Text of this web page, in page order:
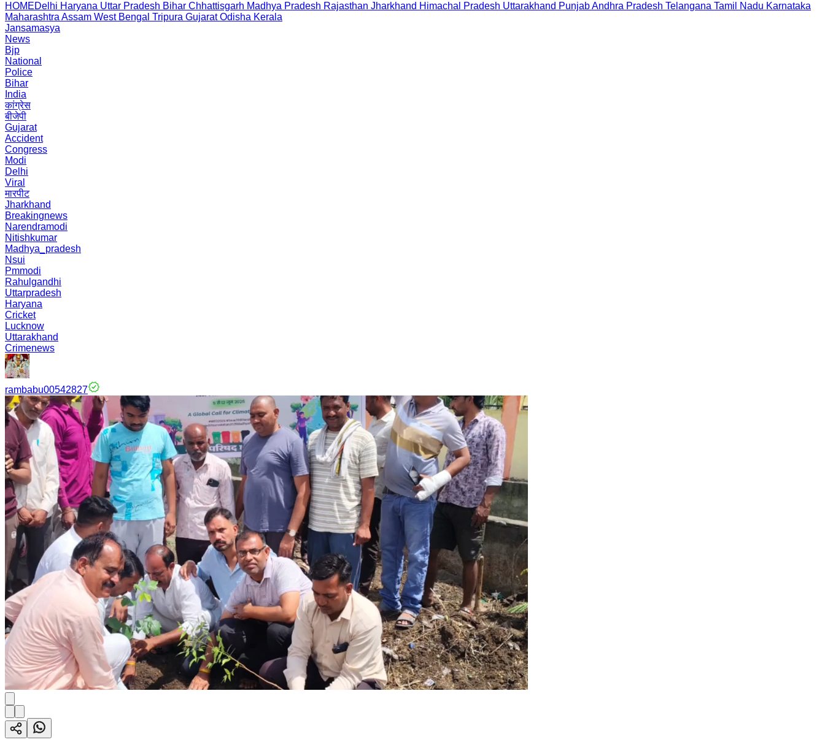
HOMEDelhi Haryana Uttar Pradesh Bihar Chhattisgarh Madhya Pradesh Rajasthan Jharkhand Himachal Pradesh Uttarakhand PunjabAndhra Pradesh Telangana Tamil Nadu Karnataka
Maharashtra Assam West Bengal Tripura Gujarat Odisha Kerala
Jansamasya
News
Bjp
National
Police
Bihar
India
कांग्रेस
बीजेपी
Gujarat
Accident
Congress
Modi
Delhi
Viral
मारपीट
Jharkhand
Breakingnews
Narendramodi
Nitishkumar
Madhya_pradesh
Nsui
Pmmodi
Rahulgandhi
Uttarpradesh
Haryana
Cricket
Lucknow
Uttarakhand
Crimenews
rambabu00542827